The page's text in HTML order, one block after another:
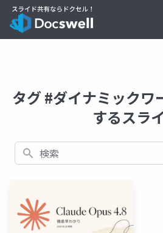
タグ #ダイナミックワ
するスラ
検索